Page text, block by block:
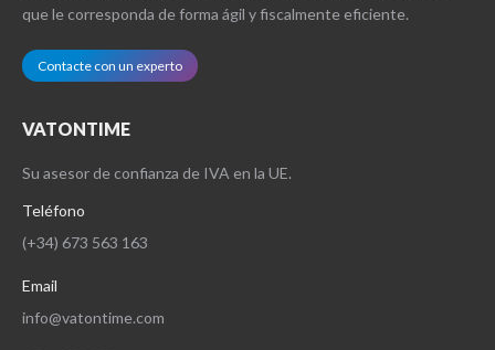
que le corresponda de forma ágil y fiscalmente eficiente.
Contacte con un experto
VATONTIME
Su asesor de confianza de IVA en la UE.
Teléfono
(+34) 673 563 163
Email
info@vatontime.com